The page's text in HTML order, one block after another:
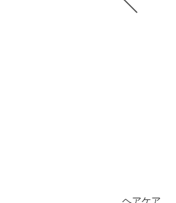
ヘアケア